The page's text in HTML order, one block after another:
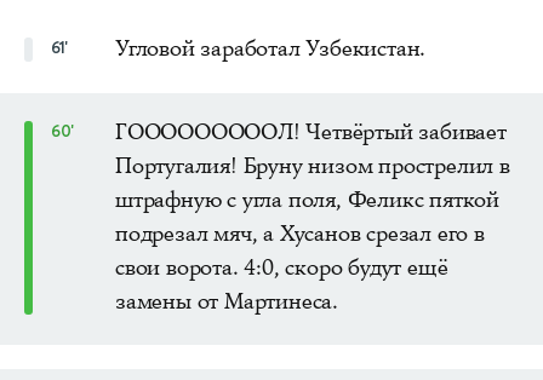
61' Угловой заработал Узбекистан.
60'
ГОООООООООЛ! Четвёртый забивает
Португалия! Бруну низом прострелил в
штрафную с угла поля, Феликс пяткой
подрезал мяч, а Хусанов срезал его в
свои ворота. 4:0, скоро будут ещё
замены от Мартинеса.